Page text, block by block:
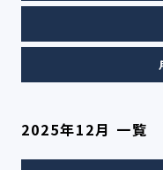
2025年12月 一覧